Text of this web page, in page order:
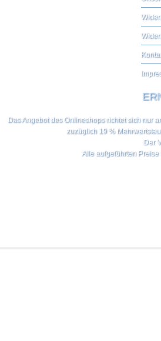
Das Angebot des Onlineshops richtet sich nur
zuzüglich 19 %
Der
Alle aufgeführten